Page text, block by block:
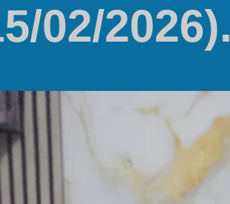
02/2026).